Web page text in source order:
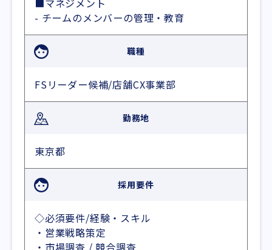
■マネジメント
- チームのメンバーの管理・教育
職種
FSリーダー候補/店舗CX事業部
勤務地
東京都
採用要件
◇必須要件/経験・スキル
・営業戦略策定
・市場調査 / 競合調査